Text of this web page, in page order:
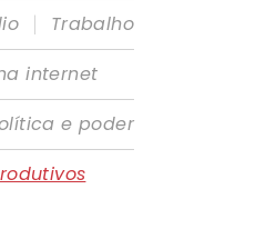
|
Trabalho
internet
e poder